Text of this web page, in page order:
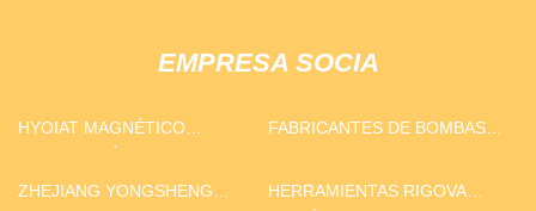
EMPRESA SOCIA
HYOIAT MAGNÉTICO
FABRICANTES DE BOMBAS
ZHEJIANG YONGSHENG
HERRAMIENTAS RIGOVA